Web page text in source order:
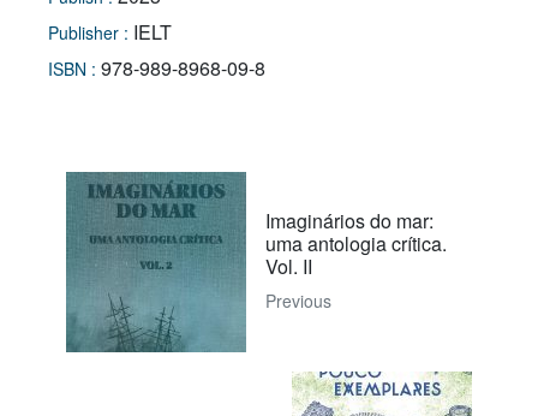
Publisher : IELT
ISBN : 978-989-8968-09-8
Imaginários do mar:
uma antologia crítica.
Vol. II
Previous